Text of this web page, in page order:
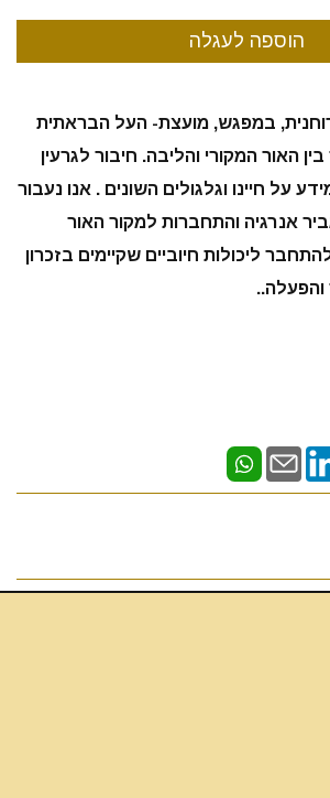
במפגש, מועצת- העל הבראתית
בין האור המקורי והליבה. חיבור לגרעין
על חיינו וגלגולים השונים . אנו נעבור
אנרגיה והתחברות למקור האור
ליכולות חיוביים שקיימים בזכרון
והפעלה..